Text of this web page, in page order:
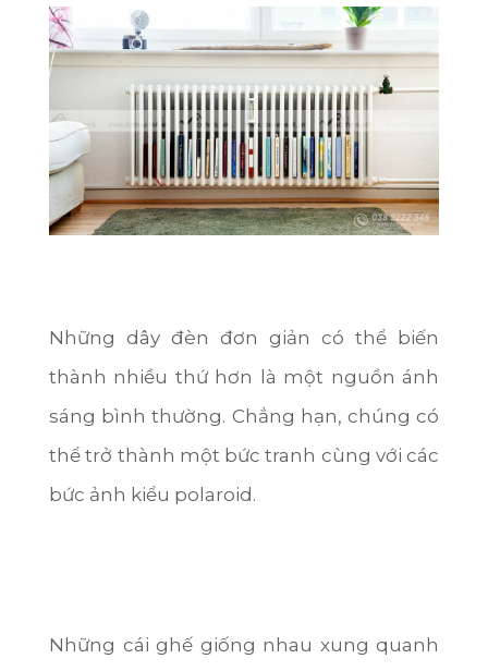
Những dây đèn đơn giản có thể biến
thành nhiều thứ hơn là một nguồn ánh
sáng bình thường. Chẳng hạn, chúng có
thể trở thành một bức tranh cùng với các
bức ảnh kiểu polaroid.
Những cái ghế giống nhau xung quanh